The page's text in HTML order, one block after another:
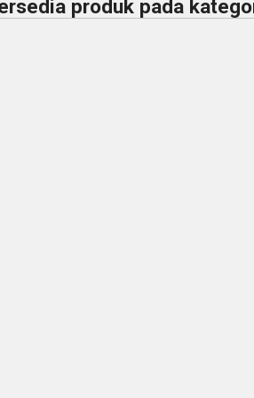
produk pada